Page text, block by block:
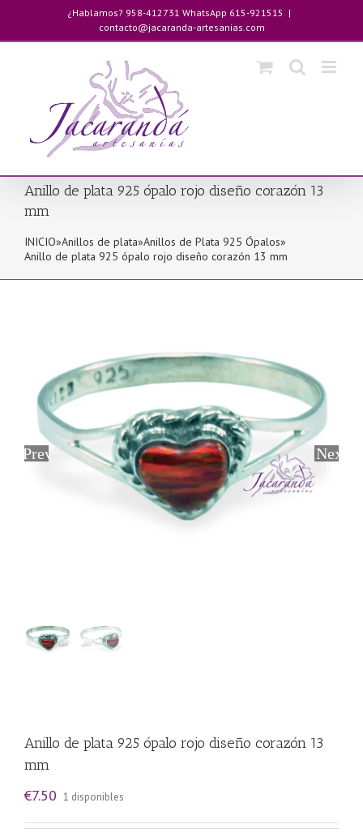
contenido
¿Hablamos? 958-412731 WhatsApp 615-921515 |
contacto@jacaranda-artesanias.com
Anillo de plata 925 ópalo rojo diseño corazón 13
mm
INICIO»Anillos de plata»Anillos de Plata 925 Ópalos»
Anillo de plata 925 ópalo rojo diseño corazón 13 mm
Previous Next
Anillo de plata 925 ópalo rojo diseño corazón 13
mm
€7.50 1 disponibles